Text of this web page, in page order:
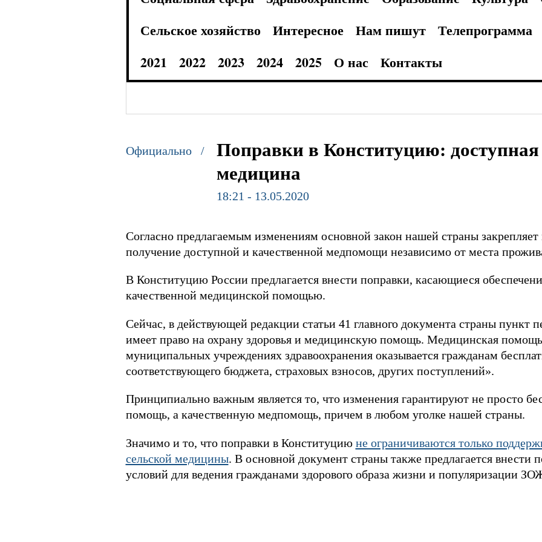
Сельское хозяйство
Интересное Нам пишут
Телепрограмма
2021
2022 2023 2024 2025 О нас Контакты
Официально /
Поправки в Конституцию: доступная
медицина
18:21 - 13.05.2020
Согласно предлагаемым изменениям основной закон нашей страны закрепляет
получение доступной и качественной медпомощи независимо от места
В Конституцию России предлагается внести поправки, касающиеся
качественной медицинской помощью.
Сейчас, в действующей редакции статьи 41 главного документа страны пункт
имеет право на охрану здоровья и медицинскую помощь. Медицинская помощь
муниципальных учреждениях здравоохранения оказывается гражданам
соответствующего бюджета, страховых взносов, других поступлений».
Принципиально важным является то, что изменения гарантируют не просто
помощь, а качественную медпомощь, причем в любом уголке нашей страны.
Значимо и то, что поправки в Конституцию не ограничиваются только
сельской медицины. В основной документ страны также предлагается внести
условий для ведения гражданами здорового образа жизни и популяризации